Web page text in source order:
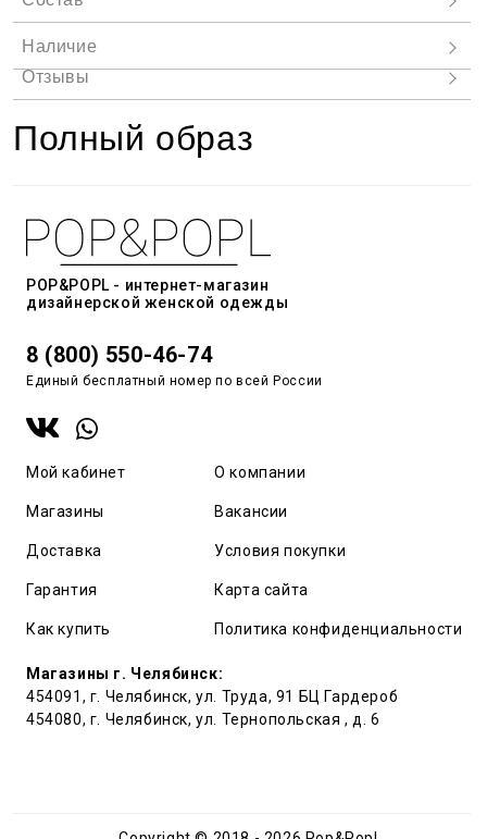
Полный образ
POP&POPL - интернет-магазин
дизайнерской женской одежды
8 (800) 550-46-74
Единый бесплатный номер по всей России
Мой кабинет
Магазины
Доставка
Гарантия
Как купить
О компании
Вакансии
Условия покупки
Карта сайта
Политика конфиденциальности
Магазины г. Челябинск:
454091, г. Челябинск, ул. Труда, 91 БЦ Гардероб
454080, г. Челябинск, ул. Тернопольская , д. 6